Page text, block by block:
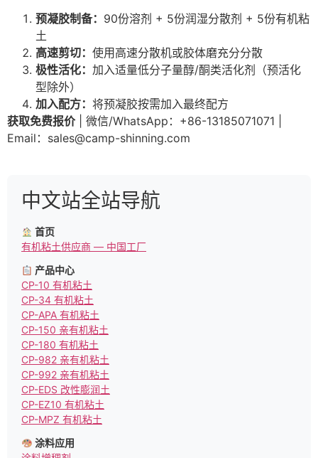
预凝胶制备： 90份溶剂 + 5份润湿分散剂 + 5份有机粘
土
高速剪切： 使用高速分散机或胶体磨充分分散
极性活化： 加入适量低分子量醇/酮类活化剂（预活化
型除外）
加入配方： 将预凝胶按需加入最终配方
获取免费报价| 微信/WhatsApp：+86-13185071071 |
Email： sales@camp-shinning.com
中文站全站导航
首页
有机粘土供应商 — 中国工厂
产品中心
CP-10 有机粘土
CP-34 有机粘土
CP-APA 有机粘土
CP-150 亲有机粘土
CP-180 有机粘土
CP-982 亲有机粘土
CP-992 亲有机粘土
CP-EDS 改性膨润土
CP-EZ10 有机粘土
CP-MPZ 有机粘土
涂料应用